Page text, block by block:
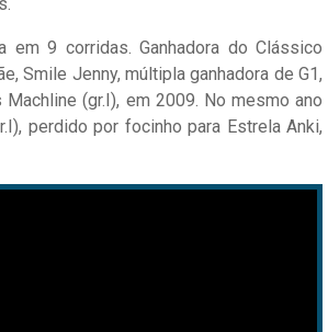
em 9 corridas. Ganhadora do Clássico
Smile Jenny, múltipla ganhadora de G1,
(gr.I), em 2009. No mesmo ano
perdido por focinho para Estrela Anki,